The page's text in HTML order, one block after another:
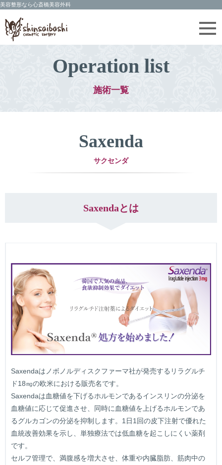
Operation list
施術一覧
Saxenda
サクセンダ
Saxendaとは
Saxendaはノボノルディスクファーマ社が発売するリラグルチ
ド18㎎の欧米における販売名です。
Saxendaは血糖値を下げるホルモンであるインスリンの分泌を
血糖値に応じて促進させ、同時に血糖値を上げるホルモンであ
るグルカゴンの分泌を抑制します。1日1回の皮下注射で優れた
血統改善効果を示し、単独療法では低血糖を起こしにくい薬剤
です。
セルフ管理で、満腹感を増大させ、体重や内臓脂肪、筋肉中の